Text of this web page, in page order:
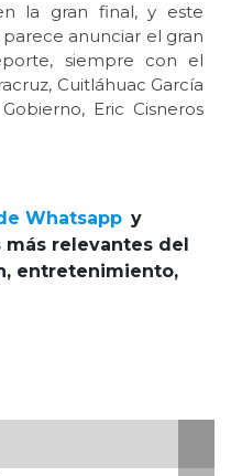
la gran final, y este
anunciar el gran
siempre con el
Cuitláhuac García
Eric Cisneros
Whatsapp y
relevantes del
entretenimiento,